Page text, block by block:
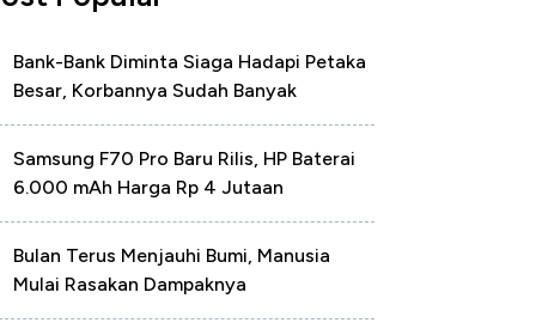
Bank-Bank Diminta Siaga Hadapi Petaka
Besar, Korbannya Sudah Banyak
Samsung F70 Pro Baru Rilis, HP Baterai
6.000 mAh Harga Rp 4 Jutaan
Bulan Terus Menjauhi Bumi, Manusia
Mulai Rasakan Dampaknya